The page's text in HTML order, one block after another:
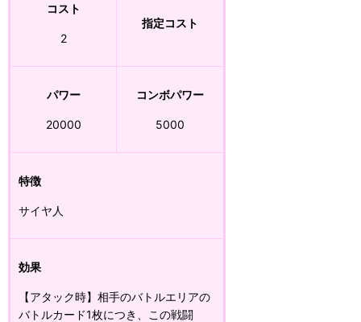
コスト
2
指定コスト
パワー
20000
コンボパワー
5000
特徴
サイヤ人
効果
【アタック時】相手のバトルエリアの
バトルカード1枚につき、この戦闘